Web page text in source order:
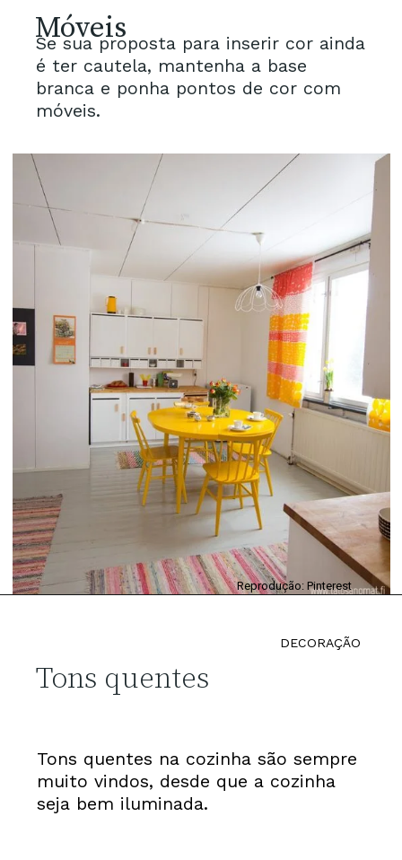
Se sua proposta para inserir cor ainda
é ter cautela, mantenha a base
branca e ponha pontos de cor com
móveis.
Móveis
Reprodução: Pinterest
Tons quentes na cozinha são sempre
muito vindos, desde que a cozinha
seja bem iluminada.
Tons quentes
DECORAÇÃO